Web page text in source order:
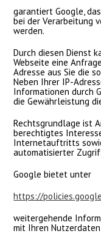
garantiert Google,
bei der Verarbeitung
werden.
Durch diesen Dienst
Webseite eine
Adresse aus Sie die
Neben Ihrer IP-
Informationen durch
die Gewährleistung
Rechtsgrundlage ist
berechtigtes
Internetauftritts
automatisierter
Google bietet unter
https://
weitergehende
mit Ihren